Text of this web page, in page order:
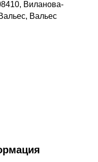
Виланова-
Вальес